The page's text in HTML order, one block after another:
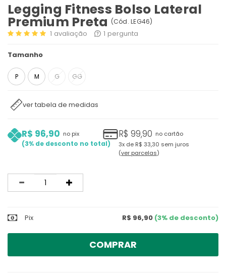
Legging Fitness Bolso Lateral
Premium Preta (Cód. LEG46)
1 avaliação 1 pergunta
Tamanho
P M G GG
ver tabela de medidas
R$ 96,90
3%
no pix R$ 99,90 no cartão
3x de R$ 33,30 sem juros
ver parcelas
Quantidade
Pix R$ 96,90 (3% de desconto)
COMPRAR